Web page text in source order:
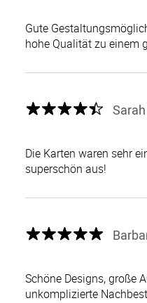
Gute
hohe Qualität zu einem
Die Karten waren sehr
superschön aus!
Schöne Designs, große
unkomplizierte